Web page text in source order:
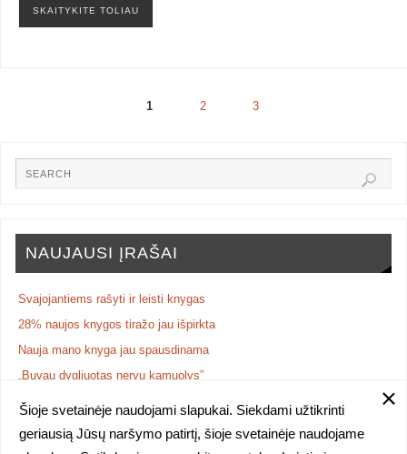
SKAITYKITE TOLIAU
1 2 3
NAUJAUSI ĮRAŠAI
Svajojantiems rašyti ir leisti knygas
28% naujos knygos tiražo jau išpirkta
Nauja mano knyga jau spausdinama
„Buvau dygliuotas nervų kamuolys”
NAUJA KNYGA: poezijos rinkinys „iš Vasarvidžio vados“
Šioje svetainėje naudojami slapukai. Siekdami užtikrinti
geriausią Jūsų naršymo patirtį, šioje svetainėje naudojame